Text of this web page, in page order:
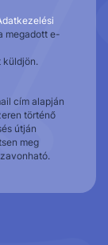
megadott e-
cím alapján
történő
útján
meg